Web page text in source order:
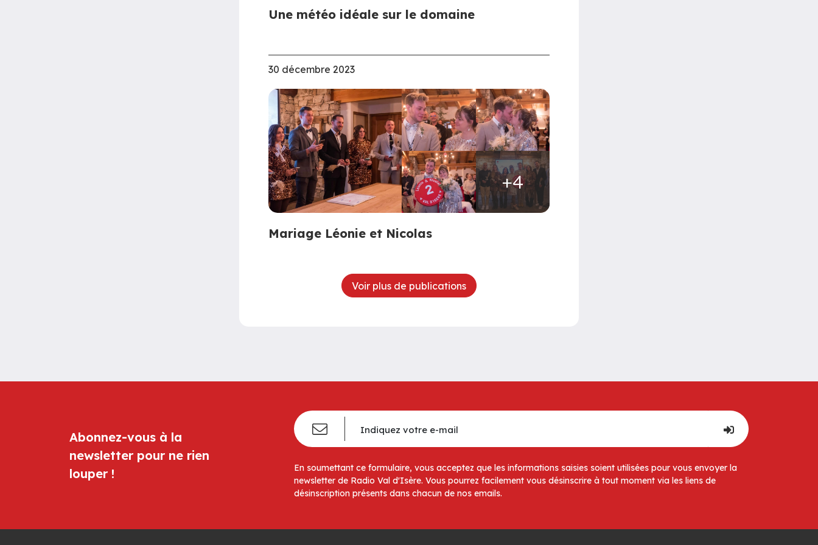
Une météo idéale sur le domaine
30 décembre 2023
+4
Mariage Léonie et Nicolas
Voir plus de publications
Abonnez-vous à la
newsletter pour ne rien
louper !
En soumettant ce formulaire, vous acceptez que les informations saisies soient utilisées pour vous envoyer la
newsletter de Radio Val d'Isère. Vous pourrez facilement vous désinscrire à tout moment via les liens de
désinscription présents dans chacun de nos emails.